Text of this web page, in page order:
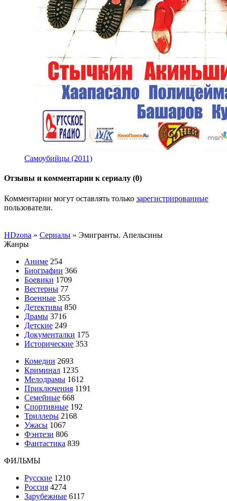
Самоубийцы (2011)
Отзывы и комментарии к сериалу (0)
Комментарии могут оставлять только зарегистрированные
пользователи.
HDzona » Сериалы » Эмигранты. Апельсины
Жанры
Аниме 254
Биографии 366
Боевики 1709
Вестерны 77
Военные 355
Детективы 850
Драмы 3716
Детские 249
Документалки 175
Исторические 353
Комедии 2693
Криминал 1235
Мелодрамы 1612
Приключения 1191
Семейные 668
Спортивные 192
Триллеры 2168
Ужасы 1067
Фэнтези 806
Фантастика 839
ФИЛЬМЫ
Русские 1210
Россия 4274
Зарубежные 6117